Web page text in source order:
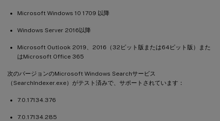
Microsoft Windows 10 1709 以降
Windows Server 2016以降
Microsoft Outlook 2019、2016（32ビット版または64ビット版）また
はMicrosoft Office 365
次のバージョンのMicrosoft Windows Searchサービス
（SearchIndexer.exe）がテスト済みで、サポートされています：
7.0.17134.376
7.0.17134.285